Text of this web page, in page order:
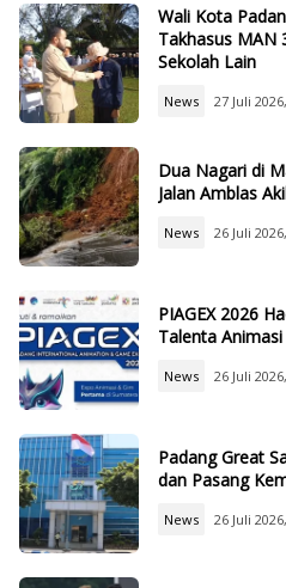
Wali Kota
Takhasus MAN
Sekolah Lain
News 27 Juli
Dua Nagari di
Jalan Amblas
News 26 Juli
PIAGEX 2026
Talenta
News 26 Juli
Padang Great
dan Pasang
News 26 Juli